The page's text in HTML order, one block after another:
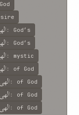
God
: God’s
: God’s
: mystic
: of God
الهی : of God
الهی : of God
الهی : of God